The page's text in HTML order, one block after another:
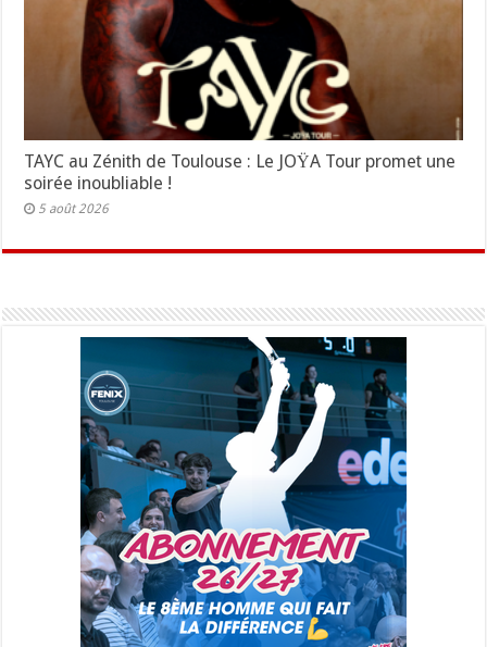
TAYC au Zénith de Toulouse : Le JOŸA Tour promet une
soirée inoubliable !
5 août 2026